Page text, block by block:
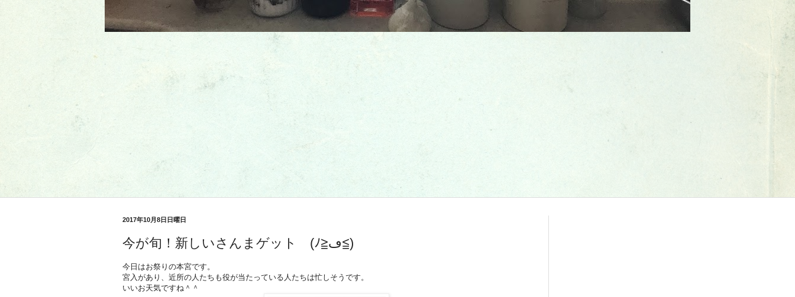
2017年10月8日日曜日
今が旬！新しいさんまゲット (ﾉ≧ڡ≦)
今日はお祭りの本宮です。
宮入があり、近所の人たちも役が当たっている人たちは忙しそうです。
いいお天気ですね＾＾